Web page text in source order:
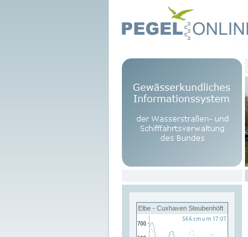
Elbe - Cuxhaven Steubenhöft